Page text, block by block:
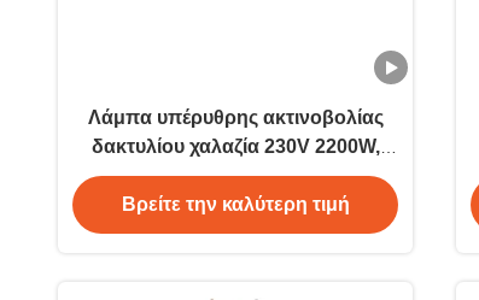
Λάμπα υπέρυθρης ακτινοβολίας
δακτυλίου χαλαζία 230V 2200W,
διάμετρος 180mm
Βρείτε την καλύτερη τιμή